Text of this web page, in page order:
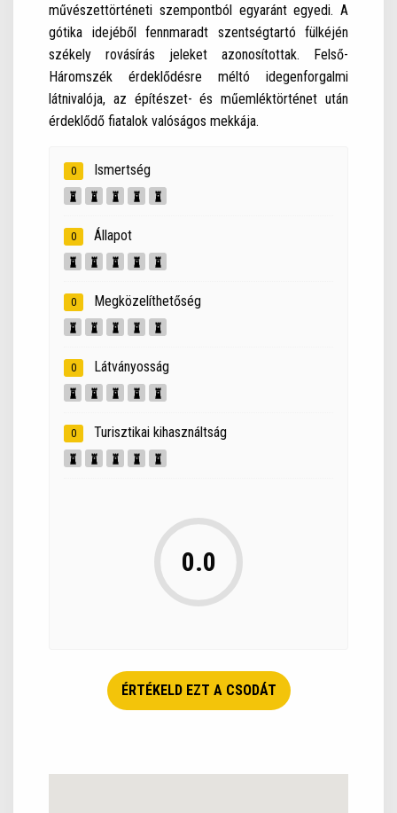
művészettörténeti szempontból egyaránt egyedi. A
gótika idejéből fennmaradt szentségtartó fülkéjén
székely rovásírás jeleket azonosítottak. Felső-
Háromszék érdeklődésre méltó idegenforgalmi
látnivalója, az építészet- és műemléktörténet után
érdeklődő fiatalok valóságos mekkája.
0 Ismertség
0 Állapot
0 Megközelíthetőség
0 Látványosság
0 Turisztikai kihasználtság
0.0
ÉRTÉKELD EZT A CSODÁT